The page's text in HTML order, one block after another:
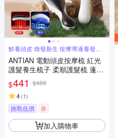
鮮養頭皮 煥發新生 按摩導液養發三
合一
ANTIAN 電動頭皮按摩梳 紅光
護髮養生梳子 柔順護髮梳 蓬鬆
按摩頭皮護理梳
$441 $489
4(1)
挑戰低價 券
加入購物車